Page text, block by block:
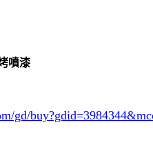
噴漆
gd/buy?gdid=3984344